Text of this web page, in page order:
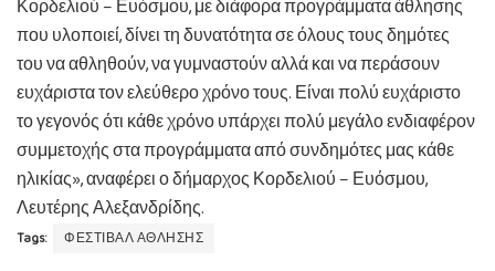
Κορδελιού – Ευόσμου, με διάφορα προγράμματα άθλησης
που υλοποιεί, δίνει τη δυνατότητα σε όλους τους δημότες
του να αθληθούν, να γυμναστούν αλλά και να περάσουν
ευχάριστα τον ελεύθερο χρόνο τους. Είναι πολύ ευχάριστο
το γεγονός ότι κάθε χρόνο υπάρχει πολύ μεγάλο ενδιαφέρον
συμμετοχής στα προγράμματα από συνδημότες μας κάθε
ηλικίας», αναφέρει ο δήμαρχος Κορδελιού – Ευόσμου,
Λευτέρης Αλεξανδρίδης.
Tags: ΦΕΣΤΙΒΑΛ ΑΘΛΗΣΗΣ